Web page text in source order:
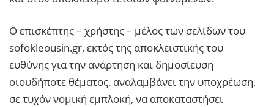
Ο επισκέπτης – χρήστης – μέλος των σελίδων του
sofokleousin.gr, εκτός της αποκλειστικής του
ευθύνης για την ανάρτηση και δημοσίευση
οιουδήποτε θέματος, αναλαμβάνει την υποχρέωση,
σε τυχόν νομική εμπλοκή, να αποκαταστήσει